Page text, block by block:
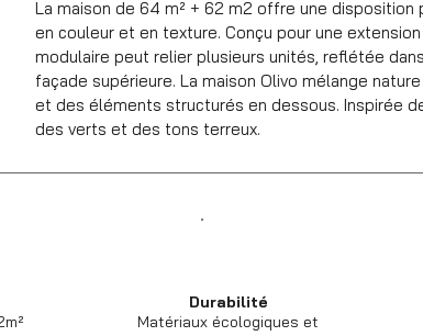
La maison de 64 m² + 62 m2 offre une
en couleur et en texture. Conçu pour une
modulaire peut relier plusieurs unités, reflétée
façade supérieure. La maison Olivo mélange
et des éléments structurés en dessous. Inspirée
des verts et des tons terreux.
Durabilité
Matériaux écologiques et